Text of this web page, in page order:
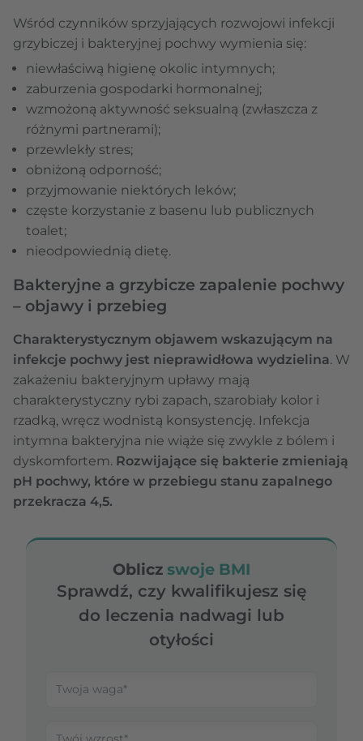
Wśród czynników sprzyjających rozwojowi infekcji
grzybiczej i bakteryjnej pochwy wymienia się:
niewłaściwą higienę okolic intymnych;
zaburzenia gospodarki hormonalnej;
wzmożoną aktywność seksualną (zwłaszcza z
różnymi partnerami);
przewlekły stres;
obniżoną odporność;
przyjmowanie niektórych leków;
częste korzystanie z basenu lub publicznych
toalet;
nieodpowiednią dietę.
Bakteryjne a grzybicze zapalenie pochwy
– objawy i przebieg
Charakterystycznym objawem wskazującym na
infekcje pochwy jest nieprawidłowa wydzielina. W
zakażeniu bakteryjnym upławy mają
charakterystyczny rybi zapach, szarobiały kolor i
rzadką, wręcz wodnistą konsystencję. Infekcja
intymna bakteryjna nie wiąże się zwykle z bólem i
dyskomfortem. Rozwijające się bakterie zmieniają
pH pochwy, które w przebiegu stanu zapalnego
przekracza 4,5.
Oblicz swoje BMI
Sprawdź, czy kwalifikujesz się
do leczenia nadwagi lub
otyłości